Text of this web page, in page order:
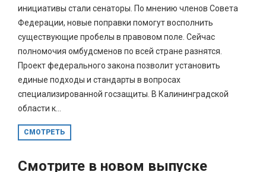
инициативы стали сенаторы. По мнению членов Совета
Федерации, новые поправки помогут восполнить
существующие пробелы в правовом поле. Сейчас
полномочия омбудсменов по всей стране разнятся.
Проект федерального закона позволит установить
единые подходы и стандарты в вопросах
специализированной госзащиты. В Калининградской
области к...
СМОТРЕТЬ
Смотрите в новом выпуске